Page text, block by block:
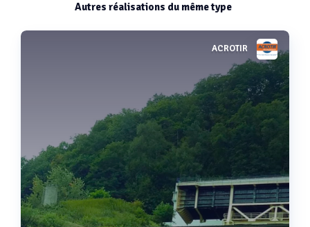
Autres réalisations du même type
ACROTIR